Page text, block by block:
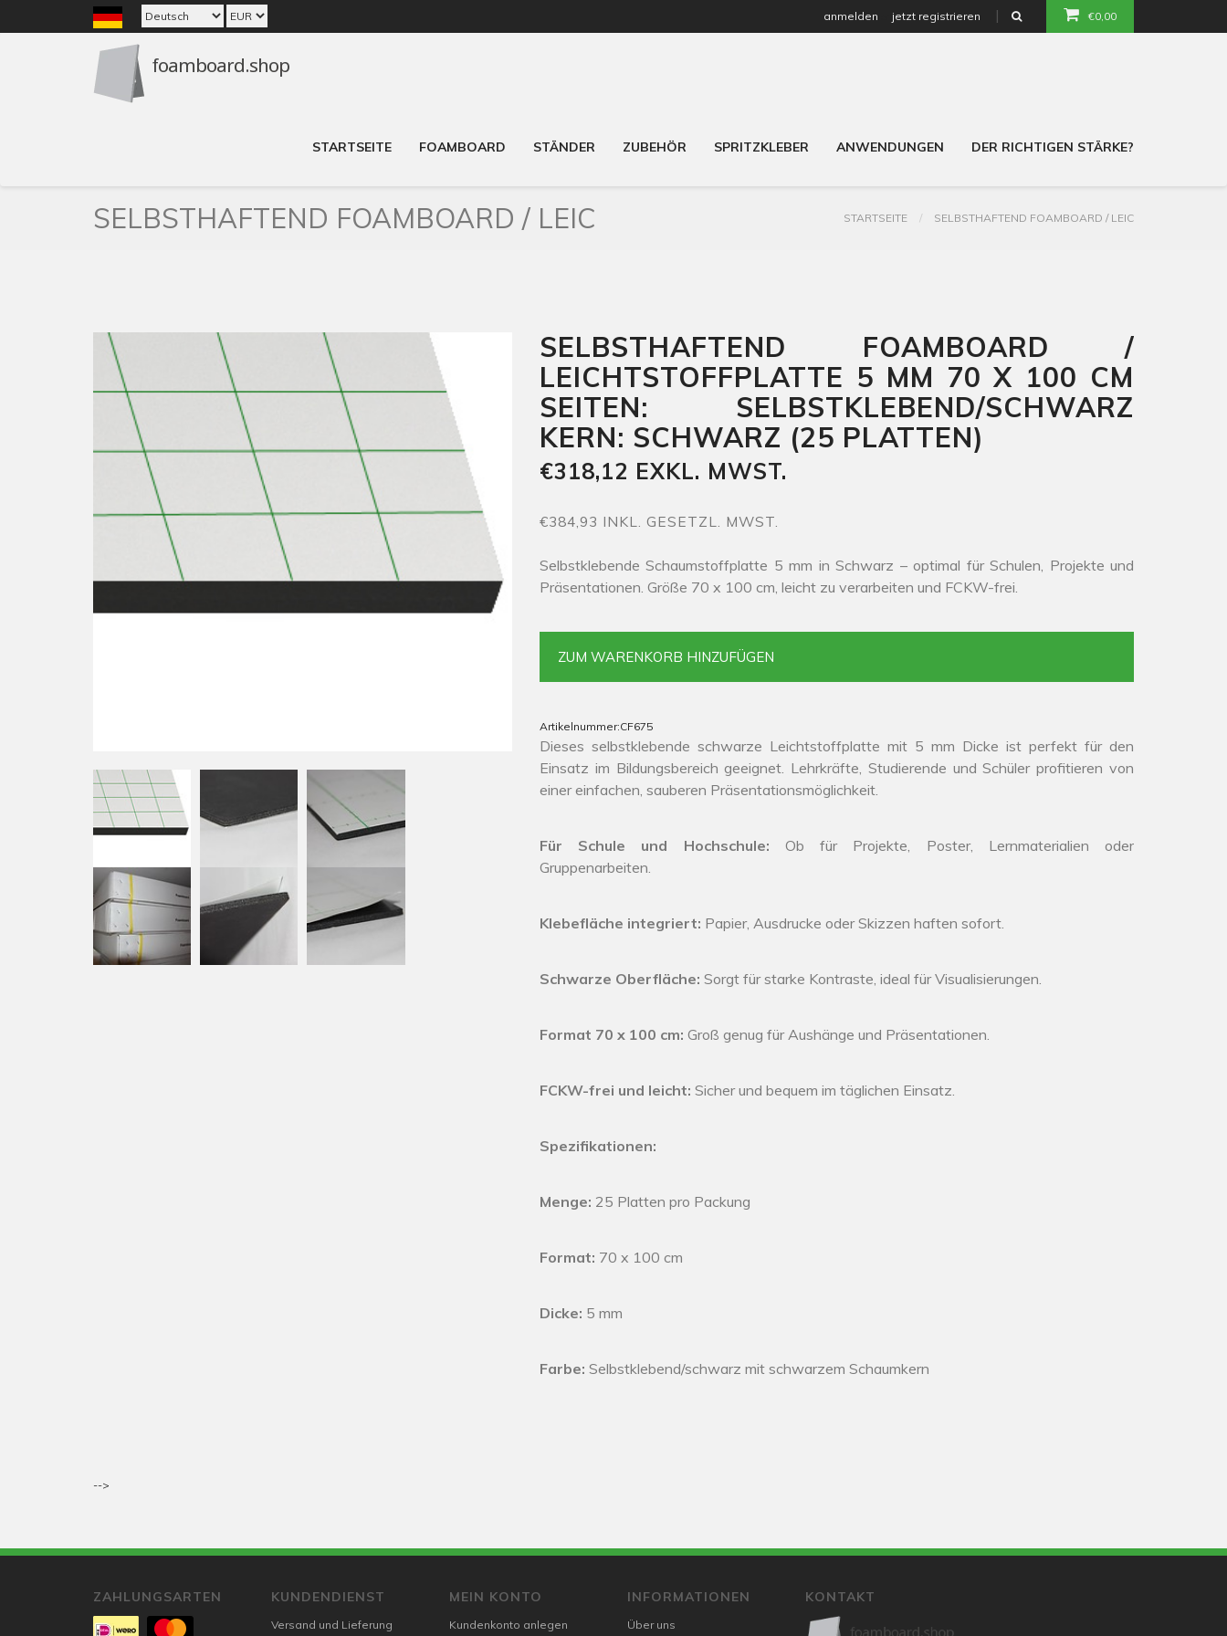
anmelden jetzt registrieren €0,00
STARTSEITE FOAMBOARD STÄNDER ZUBEHÖR SPRITZKLEBER ANWENDUNGEN DER RICHTIGEN STÄRKE?
SELBSTHAFTEND FOAMBOARD / LEIC STARTSEITE SELBSTHAFTEND FOAMBOARD / LEIC
SELBSTHAFTEND FOAMBOARD /
LEICHTSTOFFPLATTE 5 MM 70 X 100 CM
SEITEN: SELBSTKLEBEND/SCHWARZ
KERN: SCHWARZ (25 PLATTEN)
€318,12 EXKL. MWST.
€384,93 INKL. GESETZL. MWST.
Selbstklebende Schaumstoffplatte 5 mm in Schwarz – optimal für Schulen, Projekte und
Präsentationen. Größe 70 x 100 cm, leicht zu verarbeiten und FCKW-frei.
ZUM WARENKORB HINZUFÜGEN
Artikelnummer:CF675
Dieses selbstklebende schwarze Leichtstoffplatte mit 5 mm Dicke ist perfekt für den
Einsatz im Bildungsbereich geeignet. Lehrkräfte, Studierende und Schüler profitieren von
einer einfachen, sauberen Präsentationsmöglichkeit.
Für Schule und Hochschule: Ob für Projekte, Poster, Lernmaterialien oder
Gruppenarbeiten.
Klebefläche integriert: Papier, Ausdrucke oder Skizzen haften sofort.
Schwarze Oberfläche: Sorgt für starke Kontraste, ideal für Visualisierungen.
Format 70 x 100 cm: Groß genug für Aushänge und Präsentationen.
FCKW-frei und leicht: Sicher und bequem im täglichen Einsatz.
Spezifikationen:
Menge: 25 Platten pro Packung
Format: 70 x 100 cm
Dicke: 5 mm
Farbe: Selbstklebend/schwarz mit schwarzem Schaumkern
-->
ZAHLUNGSARTEN KUNDENDIENST
Versand und Lieferung
MEIN KONTO
Kundenkonto anlegen
INFORMATIONEN
Über uns
KONTAKT